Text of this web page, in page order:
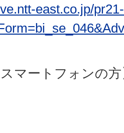
east.co.jp/
スマートフォンの